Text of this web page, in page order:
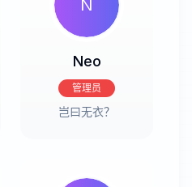
N
Neo
管理员
岂曰无衣？